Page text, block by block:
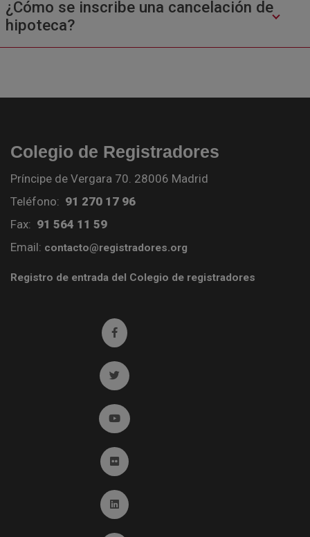
¿Cómo se inscribe una cancelación de
hipoteca?
Colegio de Registradores
Príncipe de Vergara 70. 28006 Madrid
Teléfono: 91 270 17 96
Fax: 91 564 11 59
Email: contacto@registradores.org
Registro de entrada del Colegio de registradores
Ir a facebook (abre en ventana nueva)
Ir a twitter (abre en ventana nueva)
Ir a YouTube (abre en ventana nueva)
Ir a Flickr (abre en ventana nueva)
Ir a Linkedin (abre en ventana nueva)